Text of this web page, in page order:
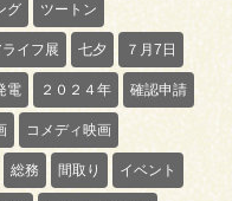
グ ツートン
イフ展 七夕 ７月7日
電 ２０２４年 確認申請
コメディ映画
総務 間取り イベント